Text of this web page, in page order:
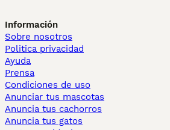
Información
Sobre nosotros
Politica privacidad
Ayuda
Prensa
Condiciones de uso
Anunciar tus mascotas
Anuncia tus cachorros
Anuncia tus gatos